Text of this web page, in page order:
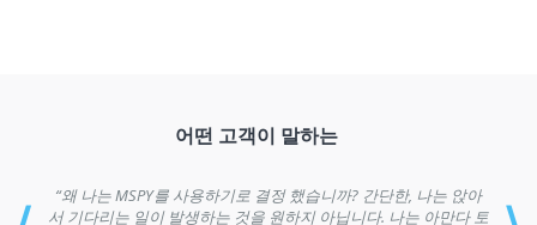
어떤 고객이 말하는
“왜 나는 MSPY를 사용하기로 결정 했습니까? 간단한, 나는 앉아
서 기다리는 일이 발생하는 것을 원하지 아닙니다. 나는 아만다 토